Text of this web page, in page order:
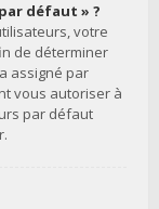
défaut » ?
votre
de déterminer
assigné par
vous autoriser à
par défaut